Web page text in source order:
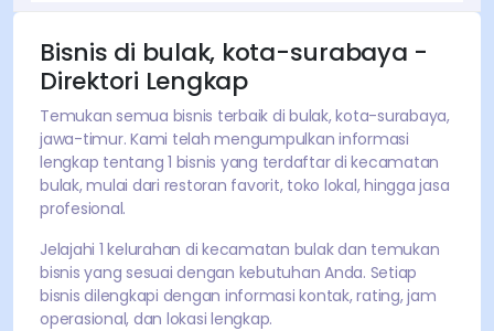
Bisnis di bulak, kota-surabaya -
Direktori Lengkap
Temukan semua bisnis terbaik di bulak,kota-surabaya,
jawa-timur. Kami telah mengumpulkan informasi
lengkap tentang 1 bisnis yang terdaftar di kecamatan
bulak, mulai dari restoran favorit, toko lokal, hingga jasa
profesional.
Jelajahi 1 kelurahan di kecamatan bulakdan temukan
bisnis yang sesuai dengan kebutuhan Anda. Setiap
bisnis dilengkapi dengan informasi kontak, rating, jam
operasional, dan lokasi lengkap.